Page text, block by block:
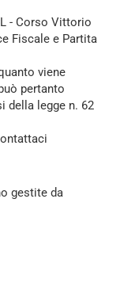
- Corso Vittorio
Fiscale e Partita
viene
pertanto
della legge n. 62
gestite da